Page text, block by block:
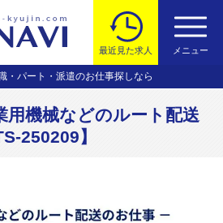
・パート・派遣のお仕事探しなら
最近見た求人 メニュー
用機械などのルート配送
250209】